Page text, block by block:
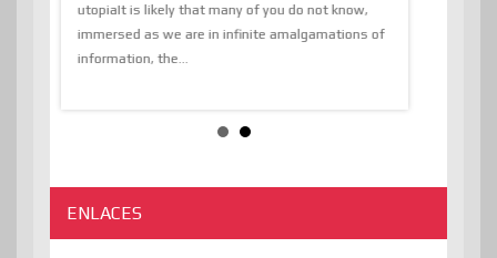
utopiaIt is likely that many of you do not know,
immersed as we are in infinite amalgamations of
information, the...
ENLACES